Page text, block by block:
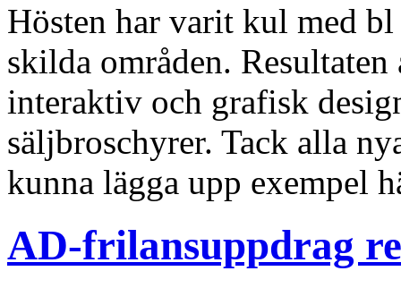
Hösten har varit kul med
skilda områden.
interaktiv och grafisk
säljbroschyrer. Tack alla
kunna lägga upp exempel
AD-frilansuppdrag